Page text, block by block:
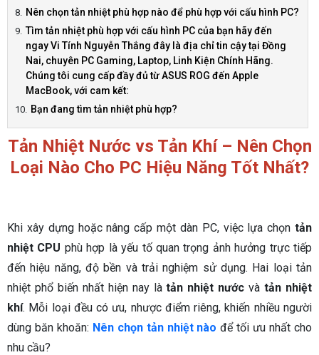
Nên chọn tản nhiệt phù hợp nào để phù hợp với cấu hình PC?
Tìm tản nhiệt phù hợp với cấu hình PC của bạn hãy đến
ngay Vi Tính Nguyễn Thắng đây là địa chỉ tin cậy tại Đồng
Nai, chuyên PC Gaming, Laptop, Linh Kiện Chính Hãng.
Chúng tôi cung cấp đầy đủ từ ASUS ROG đến Apple
MacBook, với cam kết:
Bạn đang tìm tản nhiệt phù hợp?
Tản Nhiệt Nước vs Tản Khí – Nên Chọn
Loại Nào Cho PC Hiệu Năng Tốt Nhất?
Khi xây dựng hoặc nâng cấp một dàn PC, việc lựa chọn tản
nhiệt CPU phù hợp là yếu tố quan trọng ảnh hưởng trực tiếp
đến hiệu năng, độ bền và trải nghiệm sử dụng. Hai loại tản
nhiệt phổ biến nhất hiện nay làtản nhiệt nước vàtản nhiệt
khí. Mỗi loại đều có ưu, nhược điểm riêng, khiến nhiều người
dùng băn khoăn: Nên chọn tản nhiệt nào để tối ưu nhất cho
nhu cầu?